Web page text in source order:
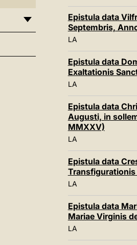
Epistula data
Septembris,
LA
Epistula data
Exaltationis
LA
Epistula data
Augusti, in
MMXXV)
LA
Epistula data
LA
Epistula data
Mariae Virginis
LA